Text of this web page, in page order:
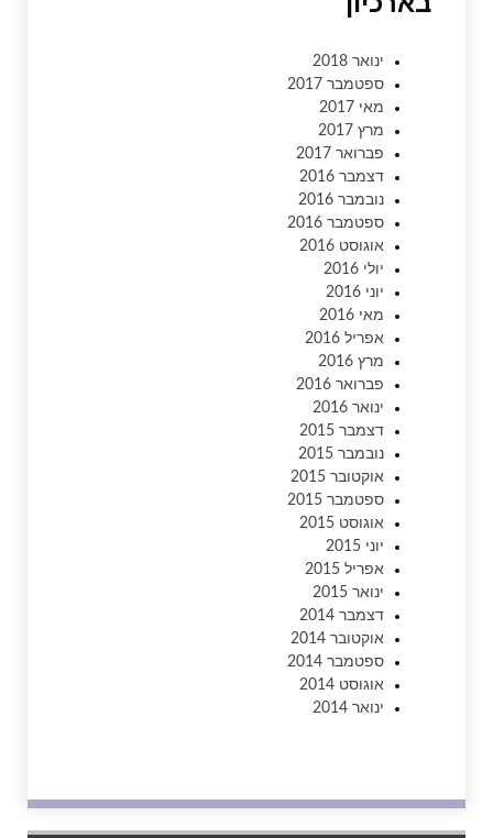
ינואר 2018
ספטמבר 2017
מאי 2017
מרץ 2017
פברואר 2017
דצמבר 2016
נובמבר 2016
ספטמבר 2016
אוגוסט 2016
יולי 2016
יוני 2016
מאי 2016
אפריל 2016
מרץ 2016
פברואר 2016
ינואר 2016
דצמבר 2015
נובמבר 2015
אוקטובר 2015
ספטמבר 2015
אוגוסט 2015
יוני 2015
אפריל 2015
ינואר 2015
דצמבר 2014
אוקטובר 2014
ספטמבר 2014
אוגוסט 2014
ינואר 2014